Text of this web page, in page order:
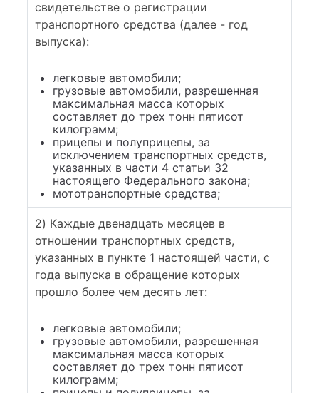
свидетельстве о регистрации
транспортного средства (далее - год
выпуска):
легковые автомобили;
грузовые автомобили, разрешенная
максимальная масса которых
составляет до трех тонн пятисот
килограмм;
прицепы и полуприцепы, за
исключением транспортных средств,
указанных в части 4 статьи 32
настоящего Федерального закона;
мототранспортные средства;
2) Каждые двенадцать месяцев в
отношении транспортных средств,
указанных в пункте 1 настоящей части, с
года выпуска в обращение которых
прошло более чем десять лет:
легковые автомобили;
грузовые автомобили, разрешенная
максимальная масса которых
составляет до трех тонн пятисот
килограмм;